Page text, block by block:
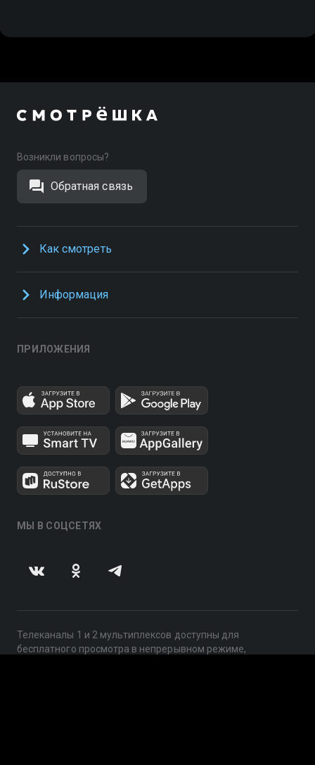
Возникли вопросы?
Обратная связь
Как смотреть
Информация
ПРИЛОЖЕНИЯ
МЫ В СОЦСЕТЯХ
Телеканалы 1 и 2 мультиплексов доступны для
бесплатного просмотра в непрерывном режиме,